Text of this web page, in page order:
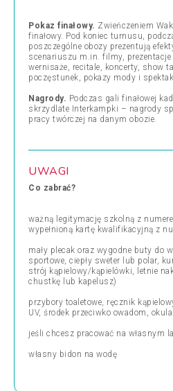
Pokaz finałowy. Zwieńczeniem
finałowy. Pod koniec turnusu,
poszczególne obozy prezentują
scenariuszu m.in. filmy,
wernisaże, recitale, koncerty, show
poczęstunek, pokazy mody i
Nagrody. Podczas gali finałowej
skrzydlate Interkampki – nagrody
pracy twórczej na danym obozie.
UWAGI
Co zabrać?
ważną legitymację szkolną z
wypełnioną kartę kwalifikacyjną z
mały plecak oraz wygodne buty do
sportowe, ciepły sweter lub polar,
strój kąpielowy/kąpielówki, letnie
chustkę lub kapelusz)
przybory toaletowe, ręcznik
UV, środek przeciwko owadom,
jeśli chcesz pracować na własnym
własny bidon na wodę